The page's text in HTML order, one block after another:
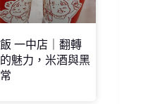
一中店｜翻轉
魅力，米酒與黑